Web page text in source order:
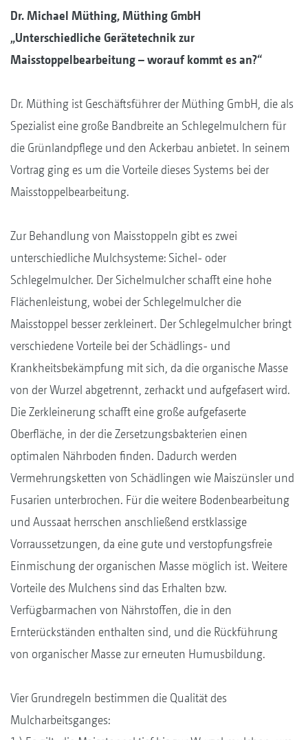
Dr. Michael Müthing, Müthing GmbH
„Unterschiedliche Gerätetechnik zur
Maisstoppelbearbeitung – worauf kommt es an?“
Dr. Müthing ist Geschäftsführer der Müthing GmbH, die als
Spezialist eine große Bandbreite an Schlegelmulchern für
die Grünlandpflege und den Ackerbau anbietet. In seinem
Vortrag ging es um die Vorteile dieses Systems bei der
Maisstoppelbearbeitung.
Zur Behandlung von Maisstoppeln gibt es zwei
unterschiedliche Mulchsysteme: Sichel- oder
Schlegelmulcher. Der Sichelmulcher schafft eine hohe
Flächenleistung, wobei der Schlegelmulcher die
Maisstoppel besser zerkleinert. Der Schlegelmulcher bringt
verschiedene Vorteile bei der Schädlings- und
Krankheitsbekämpfung mit sich, da die organische Masse
von der Wurzel abgetrennt, zerhackt und aufgefasert wird.
Die Zerkleinerung schafft eine große aufgefaserte
Oberfläche, in der die Zersetzungsbakterien einen
optimalen Nährboden finden. Dadurch werden
Vermehrungsketten von Schädlingen wie Maiszünsler und
Fusarien unterbrochen. Für die weitere Bodenbearbeitung
und Aussaat herrschen anschließend erstklassige
Vorraussetzungen, da eine gute und verstopfungsfreie
Einmischung der organischen Masse möglich ist. Weitere
Vorteile des Mulchens sind das Erhalten bzw.
Verfügbarmachen von Nährstoffen, die in den
Ernterückständen enthalten sind, und die Rückführung
von organischer Masse zur erneuten Humusbildung.
Vier Grundregeln bestimmen die Qualität des
Mulcharbeitsganges: